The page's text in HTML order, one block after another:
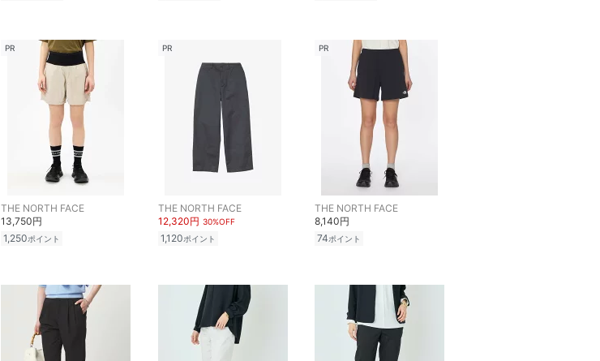
PR
THE NORTH FACE
13,750円
1,250ポイント
PR
THE NORTH FACE
12,320円 30%OFF
1,120ポイント
PR
THE NORTH FACE
8,140円
74ポイント